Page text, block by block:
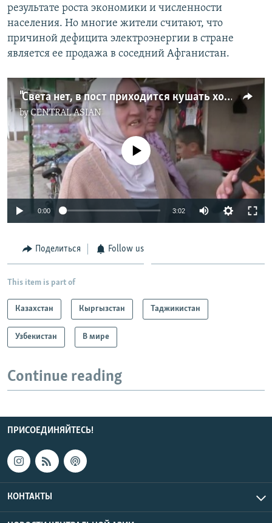
результате роста экономики и численности
населения. Но многие жители считают, что
причиной дефицита электроэнергии в стране
является ее продажа в соседний Афганистан.
"Света нет, в пост приходится кушать холодную еду"
byCENTRAL ASIAN
720p
No media source currently available
0:00 3:02
Поделиться Follow us
This item is part of
Казахстан Кыргызстан Таджикистан
Узбекистан В мире
Continue reading
ПРИСОЕДИНЯЙТЕСЬ!
КОНТАКТЫ